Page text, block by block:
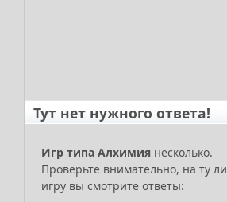
Тут нет нужного ответа!
Игр типа Алхимия несколько.
Проверьте внимательно, на ту ли
игру вы смотрите ответы: